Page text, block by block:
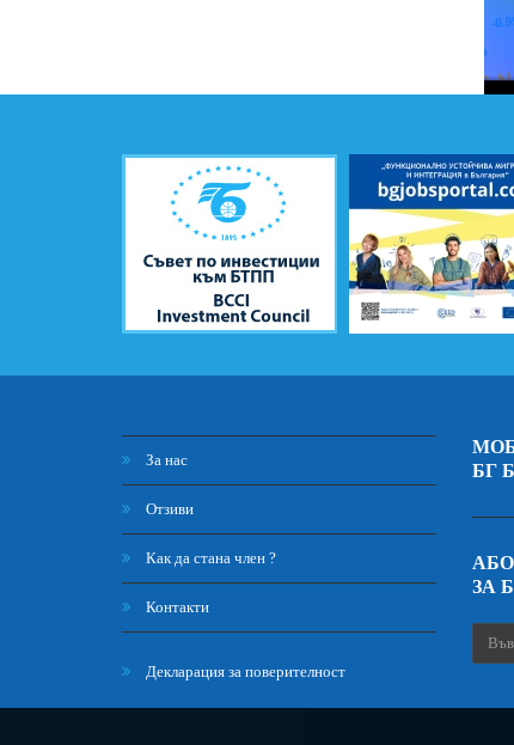
За нас
Отзиви
Как да стана член ?
Контакти
Декларация за поверителност
БГ
ЗА